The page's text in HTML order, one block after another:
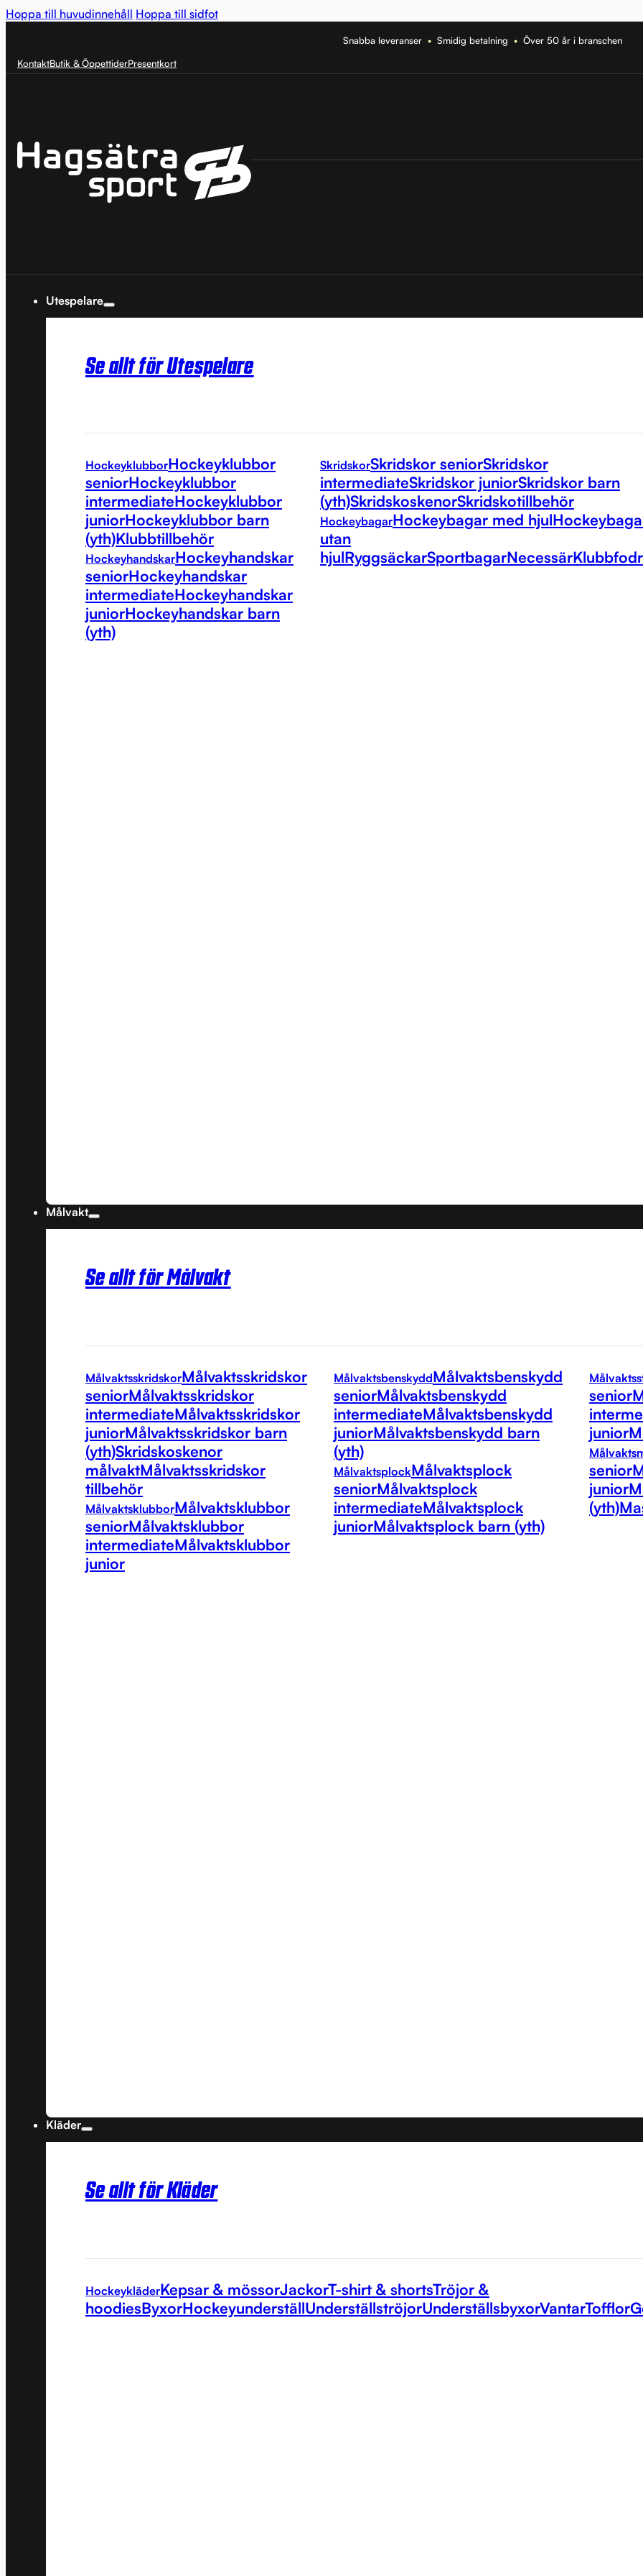
Hoppa till huvudinnehåll Hoppa till sidfot
Snabba leveranser •Smidig betalning •Över 50 år i branschen
KontaktButik & ÖppettiderPresentkort
Utespelare
Se allt för Utespelare
HockeyklubborHockeyklubbor
seniorHockeyklubbor
intermediateHockeyklubbor
juniorHockeyklubbor barn
(yth)Klubbtillbehör
HockeyhandskarHockeyhandskar
seniorHockeyhandskar
intermediateHockeyhandskar
juniorHockeyhandskar barn
(yth)
SkridskorSkridskor seniorSkridskor
intermediateSkridskor juniorSkridskor barn
(yth)SkridskoskenorSkridskotillbehör
HockeybagarHockeybagar med hjul
utan
hjulRyggsäckarSportbagarNecessär
Målvakt
Se allt för Målvakt
MålvaktsskridskorMålvaktsskridskor
seniorMålvaktsskridskor
intermediateMålvaktsskridskor
juniorMålvaktsskridskor barn
(yth)Skridskoskenor
målvaktMålvaktsskridskor
tillbehör
MålvaktsklubborMålvaktsklubbor
seniorMålvaktsklubbor
intermediateMålvaktsklubbor
junior
MålvaktsbenskyddMålvaktsbenskydd
seniorMålvaktsbenskydd
intermediateMålvaktsbenskydd
juniorMålvaktsbenskydd barn
(yth)
MålvaktsplockMålvaktsplock
seniorMålvaktsplock
intermediateMålvaktsplock
juniorMålvaktsplock barn (yth)
senior
junior
senior
junior
(yth)
Kläder
Se allt för Kläder
HockeykläderKepsar & mössorJackorT-shirt & shortsTröjor &
hoodiesByxorHockeyunderställUnderställströjorUnderställsbyxorVantarTofflor